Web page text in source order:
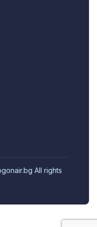
All rights